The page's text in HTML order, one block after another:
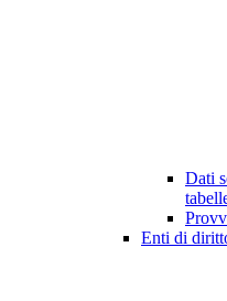
Dati
Enti di